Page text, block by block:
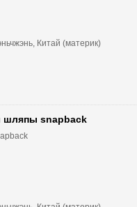
Китай (материк)
шляпы snapback